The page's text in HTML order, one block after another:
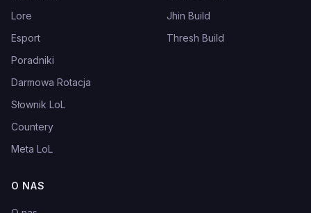
Lore
Esport
Poradniki
Darmowa Rotacja
Słownik LoL
Countery
Meta LoL
Jhin Build
Thresh Build
O NAS